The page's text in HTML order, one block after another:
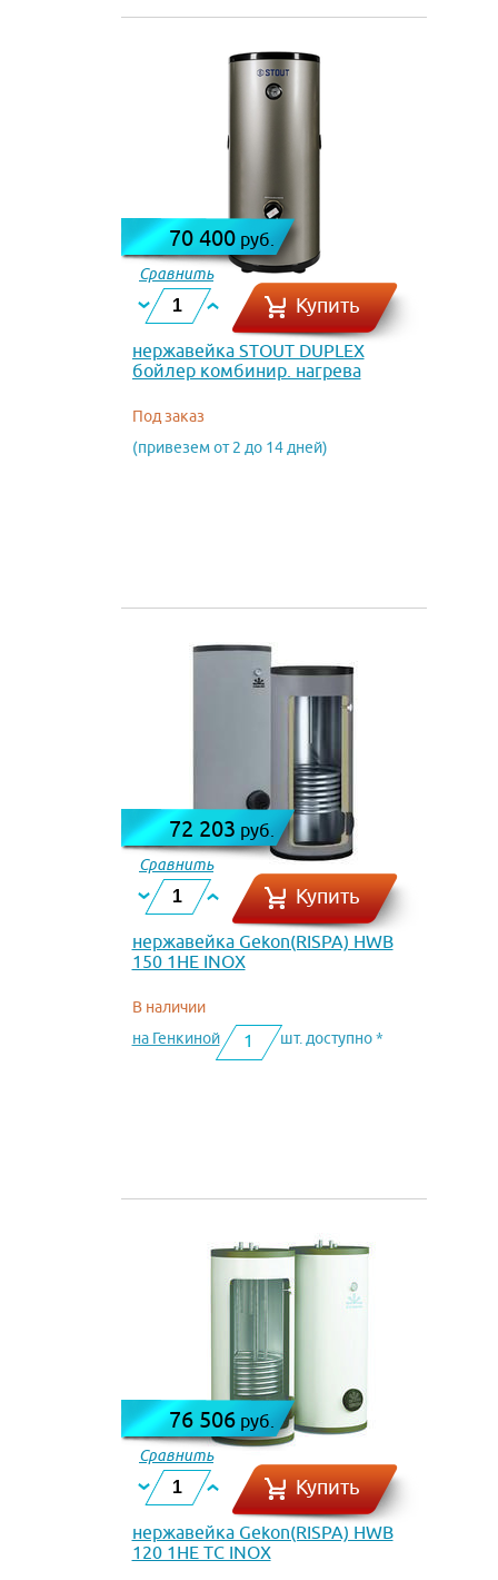
70 400руб.
Сравнить
Купить
нержавейка STOUT DUPLEX
бойлер комбинир. нагрева
Под заказ
(привезем от 2 до 14 дней)
72 203 руб.
Сравнить
Купить
нержавейка Gekon(RISPA) HWB
150 1HE INOX
В наличии
на Генкиной
1 шт. доступно *
76 506руб.
Сравнить
Купить
нержавейка Gekon(RISPA) HWB
120 1HE TC INOX